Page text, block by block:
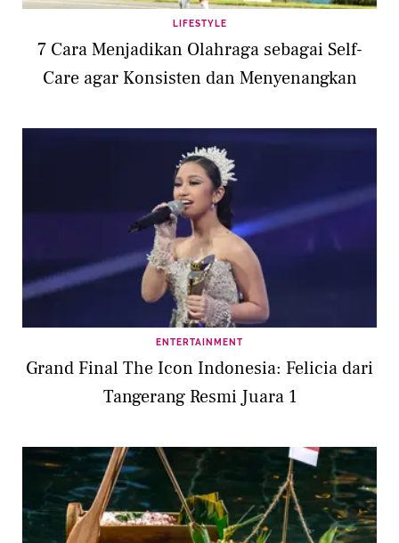
LIFESTYLE
7 Cara Menjadikan Olahraga sebagai Self-
Care agar Konsisten dan Menyenangkan
ENTERTAINMENT
Grand Final The Icon Indonesia: Felicia dari
Tangerang Resmi Juara 1